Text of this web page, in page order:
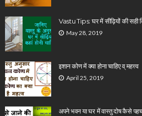
Vastu Tips: घर में सीढ़ियों की सही
May 28, 2019
इशान कोण में क्या होना चाहिए व् महत्त्व
April 25, 2019
अपने भवन या घर में वास्तु दोष कैसे